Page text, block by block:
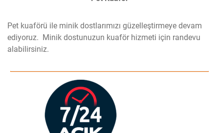
Pet kuaförü ile minik dostlarımızı güzelleştirmeye devam
ediyoruz. Minik dostunuzun kuaför hizmeti için randevu
alabilirsiniz.